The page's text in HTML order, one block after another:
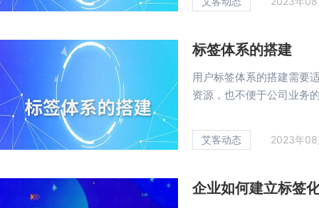
标签体系的搭建
用户标签体系的搭建需要
资源，也不便于公司业务
艾客动态 2023年
企业如何建立标签